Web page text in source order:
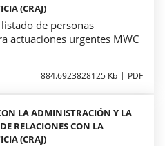
(CRAJ)
de personas
actuaciones urgentes MWC
884.6923828125 Kb PDF
LA ADMINISTRACIÓN Y LA
RELACIONES CON LA
(CRAJ)